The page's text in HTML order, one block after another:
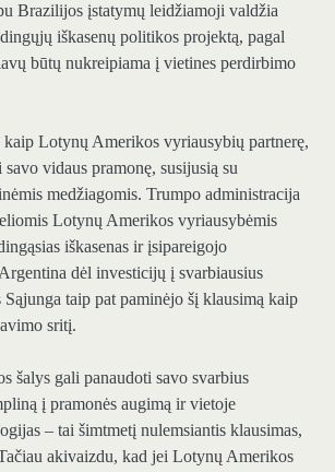
Brazilijos įstatymų leidžiamoji valdžia
iškasenų politikos projektą, pagal
būtų nukreipiama į vietines perdirbimo
Lotynų Amerikos vyriausybių partnerę,
vidaus pramonę, susijusią su
medžiagomis. Trumpo administracija
Lotynų Amerikos vyriausybėmis
iškasenas ir įsipareigojo
dėl investicijų į svarbiausius
taip pat paminėjo šį klausimą kaip
sritį.
šalys gali panaudoti savo svarbius
į pramonės augimą ir vietoje
– tai šimtmetį nulemsiantis klausimas,
akivaizdu, kad jei Lotynų Amerikos